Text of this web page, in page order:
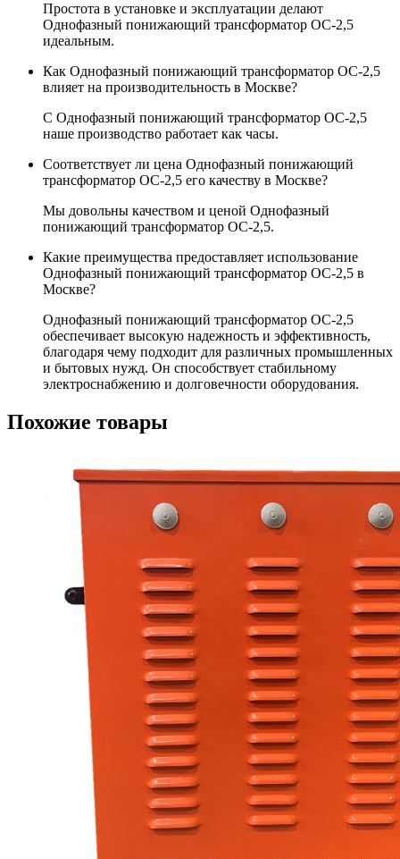
Простота в установке и эксплуатации делают
Однофазный понижающий трансформатор ОС-2,5
идеальным.
Как Однофазный понижающий трансформатор ОС-2,5
влияет на производительность в Москве?
С Однофазный понижающий трансформатор ОС-2,5
наше производство работает как часы.
Соответствует ли цена Однофазный понижающий
трансформатор ОС-2,5 его качеству в Москве?
Мы довольны качеством и ценой Однофазный
понижающий трансформатор ОС-2,5.
Какие преимущества предоставляет использование
Однофазный понижающий трансформатор ОС-2,5 в
Москве?
Однофазный понижающий трансформатор ОС-2,5
обеспечивает высокую надежность и эффективность,
благодаря чему подходит для различных промышленных
и бытовых нужд. Он способствует стабильному
электроснабжению и долговечности оборудования.
Похожие товары